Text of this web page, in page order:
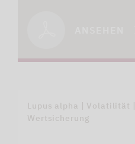
Lupus alpha | Volatilität |
Wertsicherung